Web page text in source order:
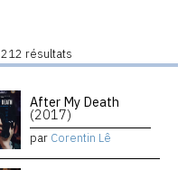
212 résultats
After My Death
(2017)
par Corentin Lê